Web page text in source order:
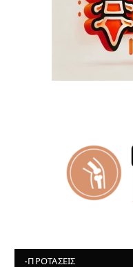
-ΠΡΟΤΆΣΕΙΣ